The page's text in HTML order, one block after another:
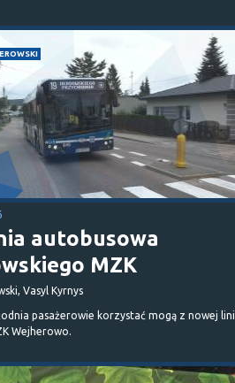
autobusowa
MZK
Vasyl Kyrnys
pasażerowie korzystać mogą z nowej
Wejherowo.